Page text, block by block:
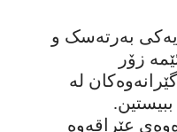
بەرتەسک و
زۆر
لە
عێراقەوە